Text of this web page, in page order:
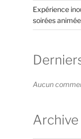
Expérience
soirées
Aucun
Archive